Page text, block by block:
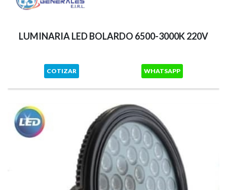
LUMINARIA LED BOLARDO 6500-3000K 220V
COTIZAR WHATSAPP